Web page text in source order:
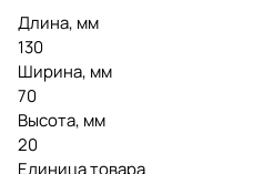
Длина, мм
130
Ширина, мм
70
Высота, мм
20
Единица товара